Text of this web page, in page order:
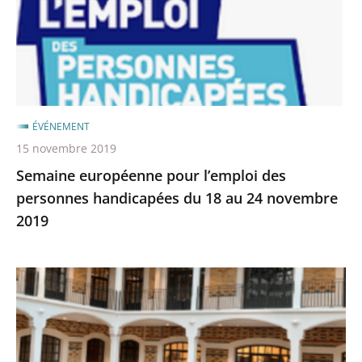
personnes
handicapées
du
novembre
Semaine européenne pour l’emploi des
personnes handicapées du 18 au 24 novembre
2019
ÉVÉNEMENT
15 novembre 2019
Audience
solennelle
2022